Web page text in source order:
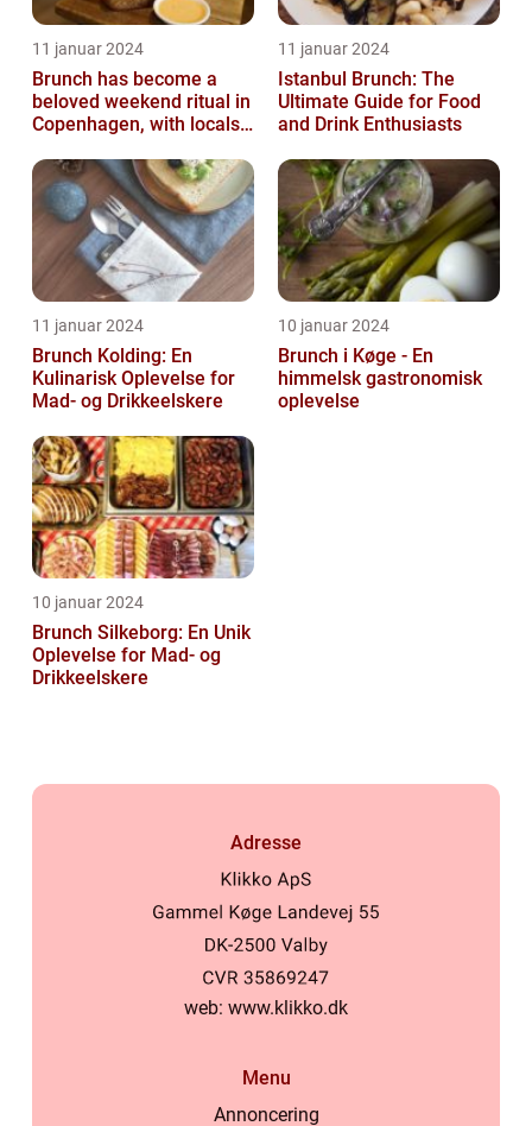
11 januar 2024
Brunch has become a
beloved weekend ritual in
Copenhagen, with locals
to...
11 januar 2024
Istanbul Brunch: The
Ultimate Guide for Food
and Drink Enthusiasts
11 januar 2024
Brunch Kolding: En
Kulinarisk Oplevelse for
Mad- og Drikkeelskere
10 januar 2024
Brunch i Køge - En
himmelsk gastronomisk
oplevelse
10 januar 2024
Brunch Silkeborg: En Unik
Oplevelse for Mad- og
Drikkeelskere
Adresse
web: www.klikko.dk
Menu
Annoncering